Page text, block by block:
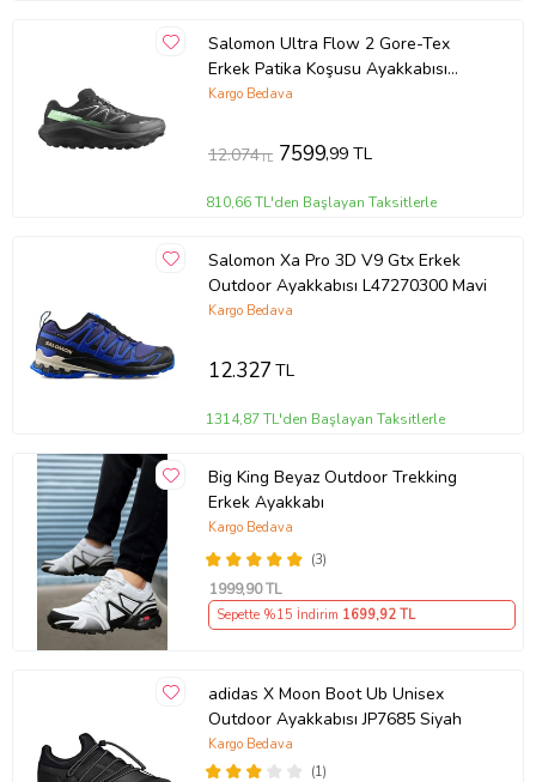
Salomon Ultra Flow 2 Gore-Tex
Erkek Patika Koşusu Ayakkabısı
(Siyah)
Kargo Bedava
12.074TL 7599,99 TL
810,66 TL'den Başlayan Taksitlerle
Salomon Xa Pro 3D V9 Gtx Erkek
Outdoor Ayakkabısı L47270300 Mavi
Kargo Bedava
12.327TL
1314,87 TL'den Başlayan Taksitlerle
Big King Beyaz Outdoor Trekking
Erkek Ayakkabı
(3)
Kargo Bedava
1999,90 TL
Sepette %15 İndirim 1699,92 TL
adidas X Moon Boot Ub Unisex
Outdoor Ayakkabısı JP7685 Siyah
(1)
Kargo Bedava